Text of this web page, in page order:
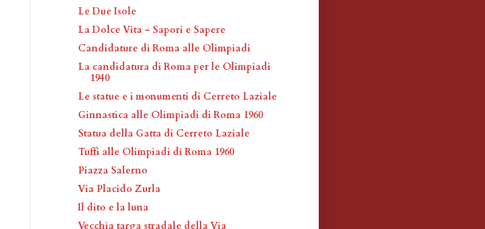
Le Due Isole
La Dolce Vita - Sapori e Sapere
Candidature di Roma alle Olimpiadi
La candidatura di Roma per le Olimpiadi
1940
Le statue e i monumenti di Cerreto Laziale
Ginnastica alle Olimpiadi di Roma 1960
Statua della Gatta di Cerreto Laziale
Tuffi alle Olimpiadi di Roma 1960
Piazza Salerno
Via Placido Zurla
Il dito e la luna
Vecchia targa stradale della Via